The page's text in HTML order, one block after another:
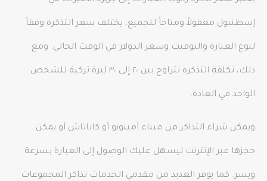
إسطنبول معقولاً ومتاحاً للجميع. يختلف سعر التذكرة وفقاً
لنوع العبارة والتوقيت وسعر الدولار في الوقت الحالي. ومع
ذلك، تكلفة التذكرة تتراوح بين ٢٠ إلى ٣٠ ليرة تركية للشخص
الواحد في العادة.
ويمكن شراء التذاكر من ميناء أمينونو أو كاباتاش أو يمكن
حجزها عبر الإنترنت ليسهل عليك الوصول إلى العبارة بسرعة
ويسر. كما يوفر العديد من مقدمي الخدمات تذاكر المجموعات